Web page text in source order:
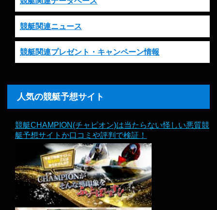
競艇関連ニュース
競艇関連プレゼント・キャンペーン情報
人気の競艇予想サイト
競艇CHAMPION(チャピオン)は当たらない怪しい悪質競
艇予想サイトか口コミや評判で検証！